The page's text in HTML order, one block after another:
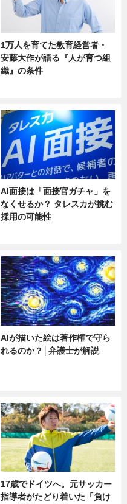
1万人を育てた教育経営者・
安藤大作が語る『人が育つ組
織』の条件
AI面接は「面接官ガチャ」を
なくせるか？ タレスカが挑む
採用の可能性
AIが描いた絵は著作権で守ら
れるのか？│弁護士が解説
17歳でドイツへ。元サッカー
指導者がたどり着いた「負け